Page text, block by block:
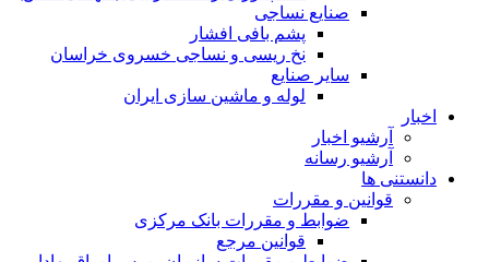
صنایع نساجی
پشم بافی افشار
نخ ریسی و نساجی خسروی خراسان
سایر صنایع
لوله و ماشین سازی ایران
اخبار
آرشیو اخبار
آرشیو رسانه
دانستنی ها
قوانین و مقررات
ضوابط و مقررات بانک مرکزی
قوانين مرجع